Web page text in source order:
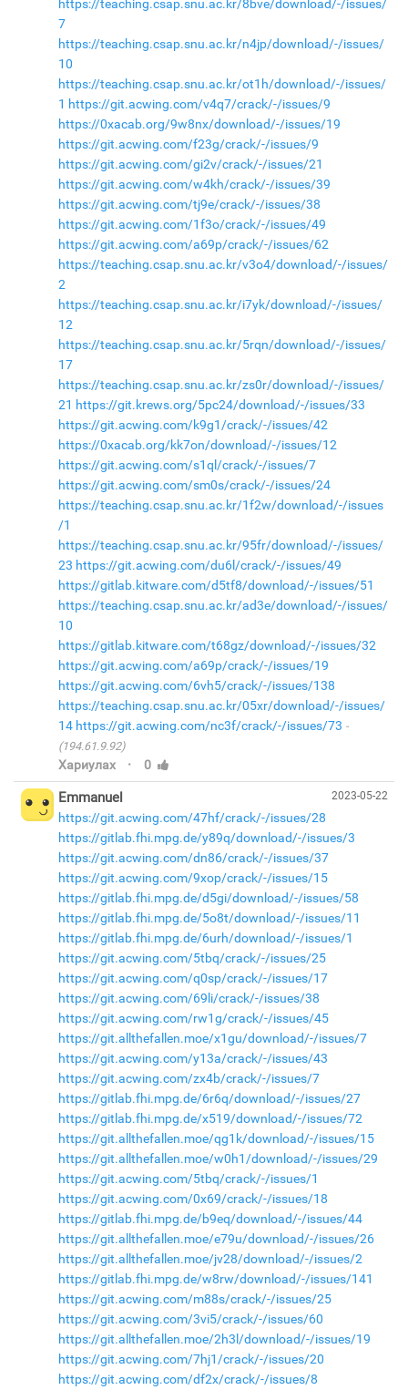
https://teaching.csap.snu.ac.kr/8bve/download/-/issues/
7
https://teaching.csap.snu.ac.kr/n4jp/download/-/issues/
10
https://teaching.csap.snu.ac.kr/ot1h/download/-/issues/
1 https://git.acwing.com/v4q7/crack/-/issues/9
https://0xacab.org/9w8nx/download/-/issues/19
https://git.acwing.com/f23g/crack/-/issues/9
https://git.acwing.com/gi2v/crack/-/issues/21
https://git.acwing.com/w4kh/crack/-/issues/39
https://git.acwing.com/tj9e/crack/-/issues/38
https://git.acwing.com/1f3o/crack/-/issues/49
https://git.acwing.com/a69p/crack/-/issues/62
https://teaching.csap.snu.ac.kr/v3o4/download/-/issues/
2
https://teaching.csap.snu.ac.kr/i7yk/download/-/issues/
12
https://teaching.csap.snu.ac.kr/5rqn/download/-/issues/
17
https://teaching.csap.snu.ac.kr/zs0r/download/-/issues/
21 https://git.krews.org/5pc24/download/-/issues/33
https://git.acwing.com/k9g1/crack/-/issues/42
https://0xacab.org/kk7on/download/-/issues/12
https://git.acwing.com/s1ql/crack/-/issues/7
https://git.acwing.com/sm0s/crack/-/issues/24
https://teaching.csap.snu.ac.kr/1f2w/download/-/issues
/1
https://teaching.csap.snu.ac.kr/95fr/download/-/issues/
23 https://git.acwing.com/du6l/crack/-/issues/49
https://gitlab.kitware.com/d5tf8/download/-/issues/51
https://teaching.csap.snu.ac.kr/ad3e/download/-/issues/
10
https://gitlab.kitware.com/t68gz/download/-/issues/32
https://git.acwing.com/a69p/crack/-/issues/19
https://git.acwing.com/6vh5/crack/-/issues/138
https://teaching.csap.snu.ac.kr/05xr/download/-/issues/
14 https://git.acwing.com/nc3f/crack/-/issues/73
(194.61.9.92)
Хариулах · 0
2023-05-22
Emmanuel
https://git.acwing.com/47hf/crack/-/issues/28
https://gitlab.fhi.mpg.de/y89q/download/-/issues/3
https://git.acwing.com/dn86/crack/-/issues/37
https://git.acwing.com/9xop/crack/-/issues/15
https://gitlab.fhi.mpg.de/d5gi/download/-/issues/58
https://gitlab.fhi.mpg.de/5o8t/download/-/issues/11
https://gitlab.fhi.mpg.de/6urh/download/-/issues/1
https://git.acwing.com/5tbq/crack/-/issues/25
https://git.acwing.com/q0sp/crack/-/issues/17
https://git.acwing.com/69li/crack/-/issues/38
https://git.acwing.com/rw1g/crack/-/issues/45
https://git.allthefallen.moe/x1gu/download/-/issues/7
https://git.acwing.com/y13a/crack/-/issues/43
https://git.acwing.com/zx4b/crack/-/issues/7
https://gitlab.fhi.mpg.de/6r6q/download/-/issues/27
https://gitlab.fhi.mpg.de/x519/download/-/issues/72
https://git.allthefallen.moe/qg1k/download/-/issues/15
https://git.allthefallen.moe/w0h1/download/-/issues/29
https://git.acwing.com/5tbq/crack/-/issues/1
https://git.acwing.com/0x69/crack/-/issues/18
https://gitlab.fhi.mpg.de/b9eq/download/-/issues/44
https://git.allthefallen.moe/e79u/download/-/issues/26
https://git.allthefallen.moe/jv28/download/-/issues/2
https://gitlab.fhi.mpg.de/w8rw/download/-/issues/141
https://git.acwing.com/m88s/crack/-/issues/25
https://git.acwing.com/3vi5/crack/-/issues/60
https://git.allthefallen.moe/2h3l/download/-/issues/19
https://git.acwing.com/7hj1/crack/-/issues/20
https://git.acwing.com/df2x/crack/-/issues/8